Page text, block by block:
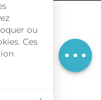
Ouvertures
ou
Ces